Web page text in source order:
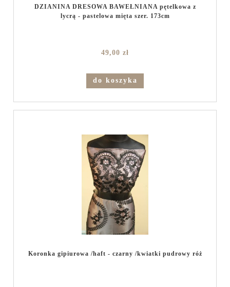
DZIANINA DRESOWA BAWEŁNIANA pętelkowa z
lycrą - pastelowa mięta szer. 173cm
49,00 zł
do koszyka
Koronka gipiurowa /haft - czarny /kwiatki pudrowy róż